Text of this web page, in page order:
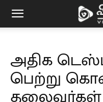
Vilaiyaddu
அதிக
பெற்று